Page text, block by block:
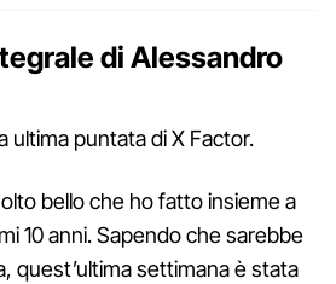
di Alessandro
ultima puntata di X Factor.
bello che ho fatto insieme a
10 anni. Sapendo che sarebbe
quest’ultima settimana è stata